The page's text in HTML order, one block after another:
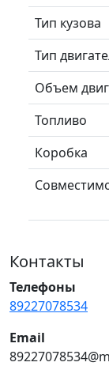
Тип кузова
Тип
Объем
Топливо
Коробка
Контакты
Телефоны
89227078534
Email